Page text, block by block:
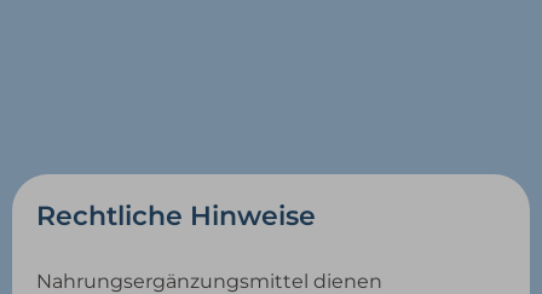
Rechtliche Hinweise
Nahrungsergänzungsmittel dienen